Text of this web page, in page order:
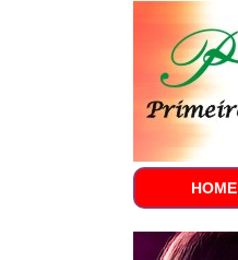
HOME